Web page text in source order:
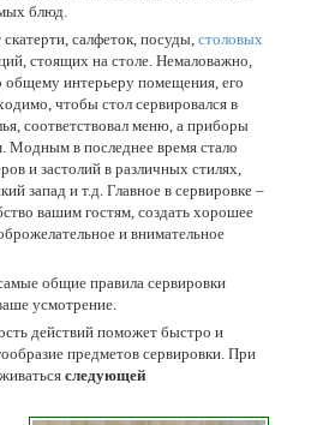
блюд.
салфеток, посуды, столовых
стоящих на столе. Немаловажно,
общему интерьеру помещения, его
чтобы стол сервировался в
соответствовал меню, а приборы
Модным в последнее время стало
и застолий в различных стилях,
запад и т.д. Главное в сервировке –
вашим гостям, создать хорошее
и внимательное
общие правила сервировки
усмотрение.
действий поможет быстро и
предметов сервировки. При
следующей